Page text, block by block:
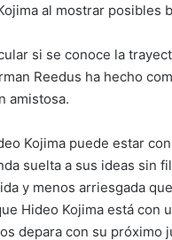
al mostrar posibles
si se conoce la
Reedus ha hecho
amistosa.
Kojima puede estar
suelta a sus ideas sin
y menos arriesgada
Hideo Kojima está
depara con su próximo